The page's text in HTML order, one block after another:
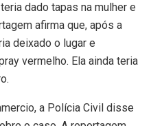
dado tapas na mulher e
afirma que, após a
deixado o lugar e
vermelho. Ela ainda teria
a Polícia Civil disse